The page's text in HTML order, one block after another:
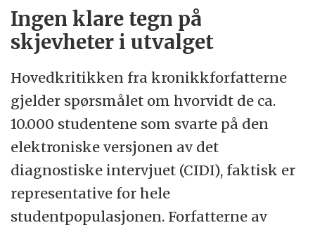
Ingen klare tegn på
skjevheter i utvalget
Hovedkritikken fra kronikkforfatterne
gjelder spørsmålet om hvorvidt de ca.
10.000 studentene som svarte på den
elektroniske versjonen av det
diagnostiske intervjuet (CIDI), faktisk er
representative for hele
studentpopulasjonen. Forfatterne av